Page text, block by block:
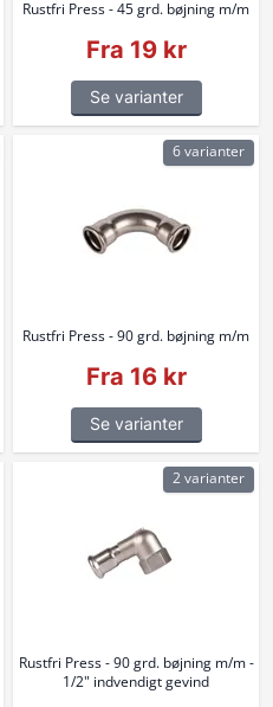
Rustfri Press - 45 grd. bøjning m/m
Fra 19 kr
Se varianter
Rustfri Press - 90 grd. bøjning m/m
Fra 16 kr
Se varianter
6 varianter
Rustfri Press - 90 grd. bøjning m/m -
1/2" indvendigt gevind
2 varianter